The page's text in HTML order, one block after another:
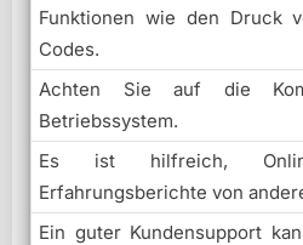
Funktionen wie den Druck
Codes.
Achten Sie auf die
Betriebssystem.
Es ist hilfreich,
Erfahrungsberichte von
Ein guter Kundensupport